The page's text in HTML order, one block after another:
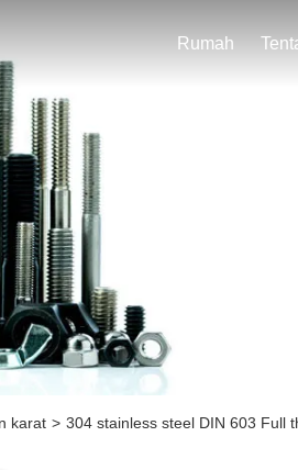
Rumah
karat > 304 stainless steel DIN 603 Full